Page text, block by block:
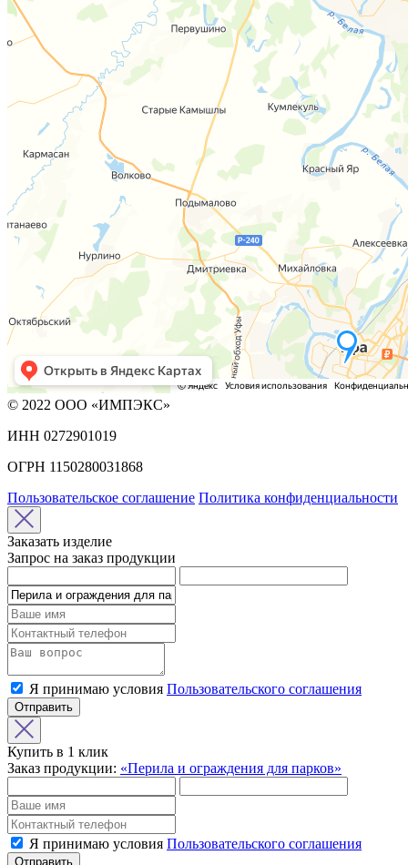
© 2022 ООО «ИМПЭКС»
ИНН 0272901019
ОГРН 1150280031868
Пользовательское соглашение Политика конфиденциальности
Заказать изделие
Запрос на заказ продукции
Я принимаю условия Пользовательского соглашения
Отправить
Купить в 1 клик
Заказ продукции: «Перила и ограждения для парков»
Я принимаю условия Пользовательского соглашения
Отправить